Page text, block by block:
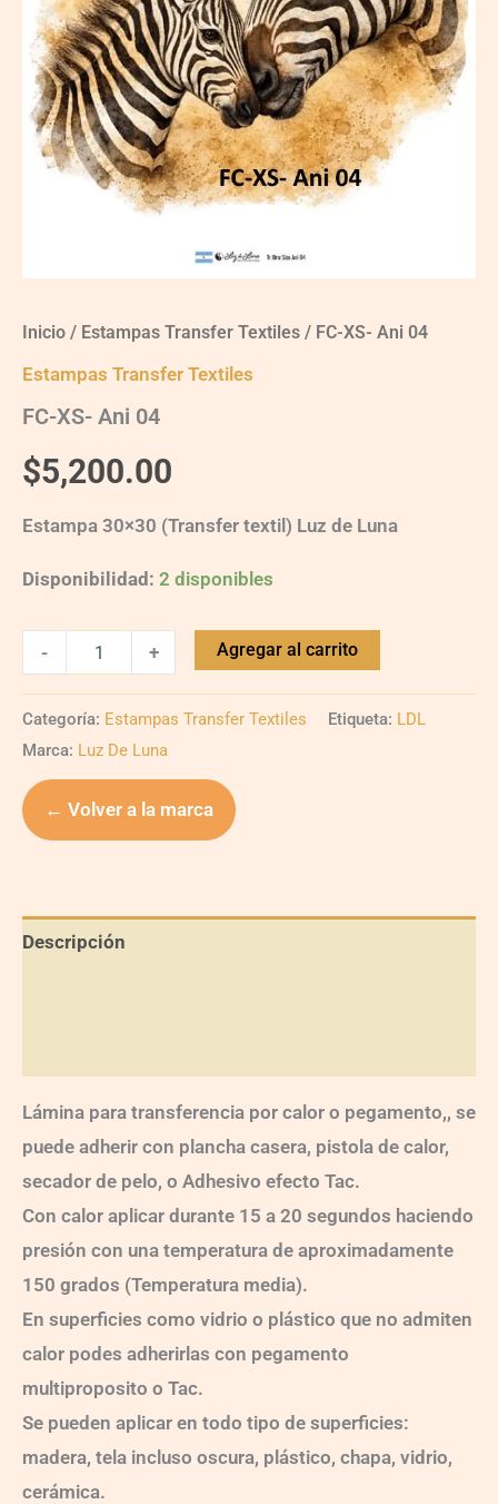
Inicio / Estampas Transfer Textiles / FC-XS- Ani 04
Estampas Transfer Textiles
FC-XS- Ani 04
$5,200.00
Estampa 30×30 (Transfer textil) Luz de Luna
Disponibilidad: 2 disponibles
- + Agregar al carrito
Categoría: Estampas Transfer Textiles Etiqueta: LDL
Marca: Luz De Luna
← Volver a la marca
Descripción
Lámina para transferencia por calor o pegamento,, se
puede adherir con plancha casera, pistola de calor,
secador de pelo, o Adhesivo efecto Tac.
Con calor aplicar durante 15 a 20 segundos haciendo
presión con una temperatura de aproximadamente
150 grados (Temperatura media).
En superficies como vidrio o plástico que no admiten
calor podes adherirlas con pegamento
multiproposito o Tac.
Se pueden aplicar en todo tipo de superficies:
madera, tela incluso oscura, plástico, chapa, vidrio,
cerámica.